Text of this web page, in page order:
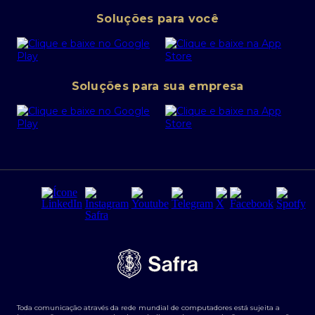
Canal de denúncias
Política de Segurança Cibernética
Portal da Privacidade
PRSAC
Regras e Parâmetros de Atuação Banco Safra
Segurança da Informação
Tarifas e serviços Pessoa Física
Transparência de remuneração
Abra sua conta PJ
SafraPay
Cartão Safra Empresas
Empréstimo e financiamentos PJ
Derivativos
Agronegócios
Soluções para você
Soluções para sua empresa
Toda comunicação através da rede mundial de computadores está sujeita a